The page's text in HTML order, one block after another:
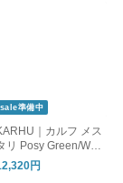
sale準備中
｜カルフ メス
リ Posy Green/Whit
スニーカー フィンラ
ンド MESTARI（KH8
円